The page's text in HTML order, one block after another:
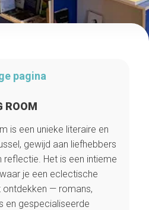
pagina
ROOM
is een unieke literaire en
gewijd aan liefhebbers
reflectie. Het is een intieme
je een eclectische
— romans,
en gespecialiseerde